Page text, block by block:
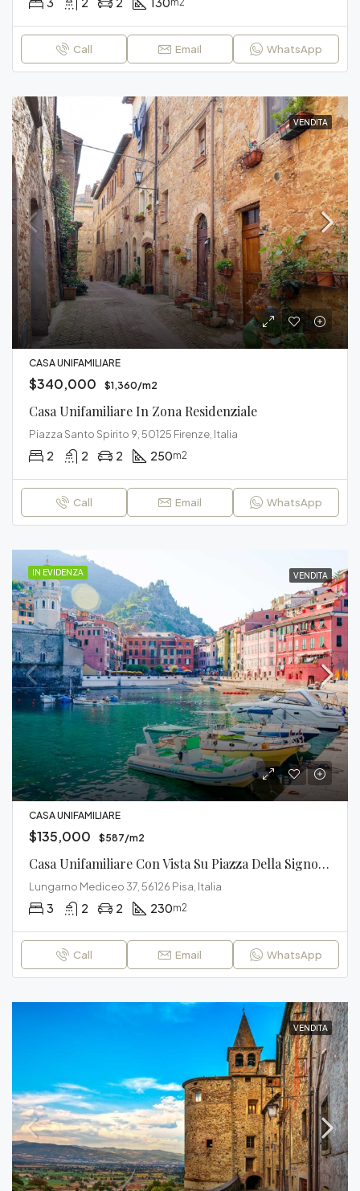
Call Email WhatsApp
VENDITA
CASA UNIFAMILIARE
$340,000 $1,360/m2
Casa Unifamiliare In Zona Residenziale
Piazza Santo Spirito 9, 50125 Firenze, Italia
2 2 2 250m2
Call Email WhatsApp
IN EVIDENZA VENDITA
CASA UNIFAMILIARE
$135,000 $587/m2
Casa Unifamiliare Con Vista Su Piazza Della Signoria
Lungarno Mediceo 37, 56126 Pisa, Italia
3 2 2 230m2
Call Email WhatsApp
VENDITA